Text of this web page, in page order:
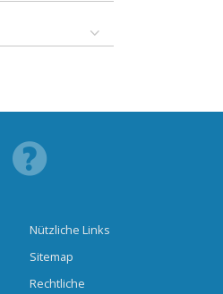
Nützliche Links
Sitemap
Rechtliche